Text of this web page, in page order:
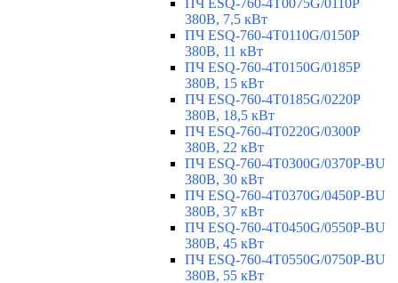
ПЧ ESQ-760-4T0075G/0110P
380В, 7,5 кВт
ПЧ ESQ-760-4T0110G/0150P
380В, 11 кВт
ПЧ ESQ-760-4T0150G/0185P
380В, 15 кВт
ПЧ ESQ-760-4T0185G/0220P
380В, 18,5 кВт
ПЧ ESQ-760-4T0220G/0300P
380В, 22 кВт
ПЧ ESQ-760-4T0300G/0370P-BU
380В, 30 кВт
ПЧ ESQ-760-4T0370G/0450P-BU
380В, 37 кВт
ПЧ ESQ-760-4T0450G/0550P-BU
380В, 45 кВт
ПЧ ESQ-760-4T0550G/0750P-BU
380В, 55 кВт